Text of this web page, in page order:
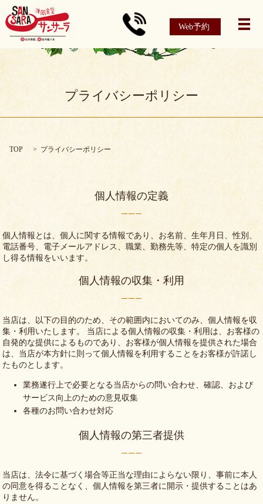
Web予約 メ
プライバシーポリシー
TOP プライバシーポリシー
個人情報の定義
個人情報とは、個人に関する情報であり、お名前、生年月日、性別、
電話番号、電子メールアドレス、職業、勤務先等、特定の個人を識別
し得る情報をいいます。
個人情報の収集・利用
当店は、以下の目的のため、その範囲内においてのみ、個人情報を収
集・利用いたします。 当店による個人情報の収集・利用は、お客様の
自発的な提供によるものであり、お客様が個人情報を提供された場合
は、当店が本方針に則って個人情報を利用することをお客様が許諾し
たものとします。
業務遂行上で必要となる当店からの問い合わせ、確認、および
サービス向上のための意見収集
各種のお問い合わせ対応
個人情報の第三者提供
当店は、法令に基づく場合等正当な理由によらない限り、事前に本人
の同意を得ることなく、個人情報を第三者に開示・提供することはあ
りません。